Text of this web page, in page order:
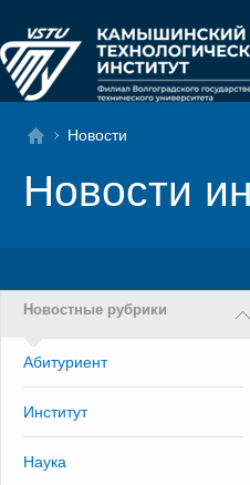
Новости
Новости
Новостные рубрики
Абитуриент
Институт
Наука